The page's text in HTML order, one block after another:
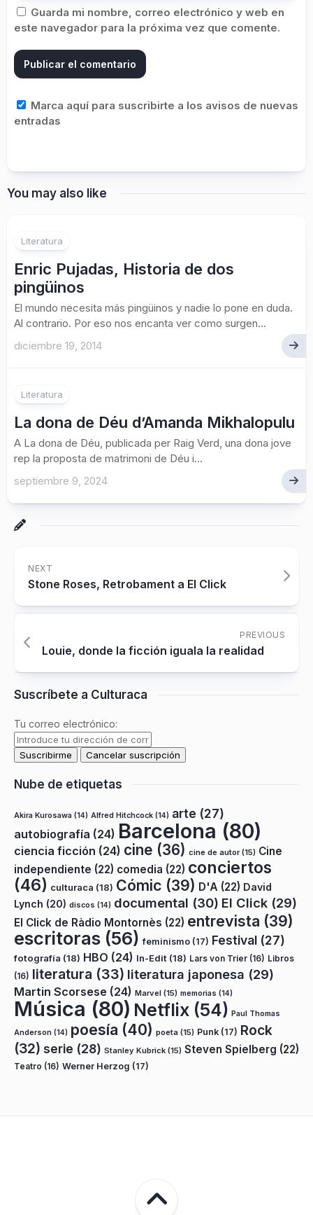
Guarda mi nombre, correo electrónico y web en
este navegador para la próxima vez que comente.
Marca aquí para suscribirte a los avisos de nuevas
entradas
You may also like
Literatura
Enric Pujadas, Historia de dos
pingüinos
El mundo necesita más pingüinos y nadie lo pone en duda.
Al contrario. Por eso nos encanta ver como surgen...
diciembre 19, 2014
Literatura
La dona de Déu d’Amanda Mikhalopulu
A La dona de Déu, publicada per Raig Verd, una dona jove
rep la proposta de matrimoni de Déu i...
septiembre 9, 2024
NEXT
Stone Roses, Retrobament a El Click
PREVIOUS
Louie, donde la ficción iguala la realidad
Suscríbete a Culturaca
Tu correo electrónico:
Nube de etiquetas
Akira Kurosawa (14) Alfred Hitchcock (14) arte (27)
autobiografía (24) Barcelona (80)
ciencia ficción (24) cine (36) cine de autor(15) Cine
independiente (22) comedia (22) conciertos
(46) culturaca (18) Cómic (39) D'A (22) David
Lynch (20) discos (14) documental (30) El Click (29)
El Click de Ràdio Montornès (22) entrevista (39)
escritoras (56) feminismo (17) Festival (27)
fotografía (18) HBO (24) In-Edit (18) Lars von Trier (16) Libros
(16) literatura (33) literatura japonesa (29)
Martin Scorsese (24) Marvel (15) memorias (14)
Música (80) Netflix (54) Paul Thomas
Anderson (14) poesía (40) poeta (15) Punk (17) Rock
(32) serie (28) Stanley Kubrick (15) Steven Spielberg (22)
Teatro (16) Werner Herzog (17)